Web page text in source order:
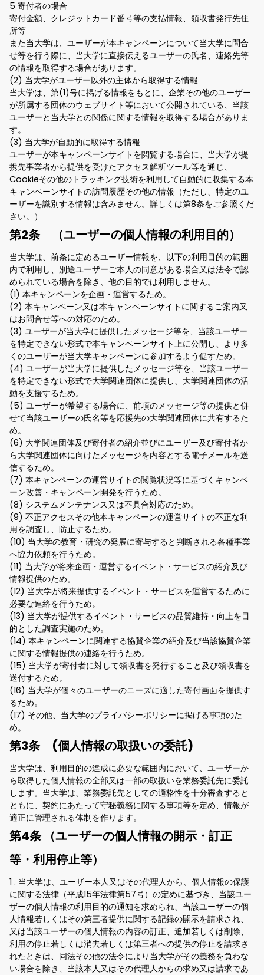
5 寄付者の場合
寄付金額、クレジットカード番号等の支払情報、領収書発行先住
所等
また当大学は、ユーザーが本キャンペーンについて当大学に問合
せ等を行う際に、当大学に直接伝えるユーザーの氏名、連絡先等
の情報を取得する場合があります。
(2) 当大学がユーザー以外の主体から取得する情報
当大学は、第(1)号に掲げる情報をもとに、企業その他のユーザー
が所属する団体のウェブサイト等において公開されている、当該
ユーザーと当大学との関係に関する情報を取得する場合がありま
す。
(3) 当大学が自動的に取得する情報
ユーザーが本キャンペーンサイトを閲覧する場合に、当大学が提
携先事業者から提供を受けたアクセス解析ツール等を通じ、
Cookieその他のトラッキング技術を利用して自動的に収集する本
キャンペーンサイトの訪問履歴その他の情報（ただし、特定のユ
ーザーを識別する情報は含みません。詳しくは第8条をご参照くだ
さい。）
第2条 （ユーザーの個人情報の利用目的）
当大学は、前条に定めるユーザー情報を、以下の利用目的の範囲
内で利用し、別途ユーザーご本人の同意がある場合又は法令で認
められている場合を除き、他の目的では利用しません。
(1) 本キャンペーンを企画・運営するため。
(2) 本キャンペーン又は本キャンペーンサイトに関するご案内又
はお問合せ等への対応のため。
(3) ユーザーが当大学に提供したメッセージ等を、当該ユーザー
を特定できない形式で本キャンペーンサイト上に公開し、より多
くのユーザーが当大学キャンペーンに参加するよう促すため。
(4) ユーザーが当大学に提供したメッセージ等を、当該ユーザー
を特定できない形式で大学関連団体に提供し、大学関連団体の活
動を支援するため。
(5) ユーザーが希望する場合に、前項のメッセージ等の提供と併
せて当該ユーザーの氏名等を応援先の大学関連団体に共有するた
め。
(6) 大学関連団体及び寄付者の紹介並びにユーザー及び寄付者か
ら大学関連団体に向けたメッセージを内容とする電子メールを送
信するため。
(7) 本キャンペーンの運営サイトの閲覧状況等に基づくキャンペ
ーン改善・キャンペーン開発を行うため。
(8) システムメンテナンス又は不具合対応のため。
(9) 不正アクセスその他本キャンペーンの運営サイトの不正な利
用を調査し、防止するため。
(10) 当大学の教育・研究の発展に寄与すると判断される各種事業
へ協力依頼を行うため。
(11) 当大学が将来企画・運営するイベント・サービスの紹介及び
情報提供のため。
(12) 当大学が将来提供するイベント・サービスを運営するために
必要な連絡を行うため。
(13) 当大学が提供するイベント・サービスの品質維持・向上を目
的とした調査実施のため。
(14) 本キャンペーンに関連する協賛企業の紹介及び当該協賛企業
に関する情報提供の連絡を行うため。
(15) 当大学が寄付者に対して領収書を発行すること及び領収書を
送付するため。
(16) 当大学が個々のユーザーのニーズに適した寄付画面を提供す
るため。
(17) その他、当大学のプライバシーポリシーに掲げる事項のた
め。
第3条 (個人情報の取扱いの委託)
当大学は、利用目的の達成に必要な範囲内において、ユーザーか
ら取得した個人情報の全部又は一部の取扱いを業務委託先に委託
します。当大学は、業務委託先としての適格性を十分審査すると
ともに、契約にあたって守秘義務に関する事項等を定め、情報が
適正に管理される体制を作ります。
第4条 （ユーザーの個人情報の開示・訂正
等・利用停止等）
1 . 当大学は、ユーザー本人又はその代理人から、個人情報の保護
に関する法律（平成15年法律第57号）の定めに基づき、当該ユー
ザーの個人情報の利用目的の通知を求められ、当該ユーザーの個
人情報若しくはその第三者提供に関する記録の開示を請求され、
又は当該ユーザーの個人情報の内容の訂正、追加若しくは削除、
利用の停止若しくは消去若しくは第三者への提供の停止を請求さ
れたときは、同法その他の法令により当大学がその義務を負わな
い場合を除き、当該本人又はその代理人からの求め又は請求であ